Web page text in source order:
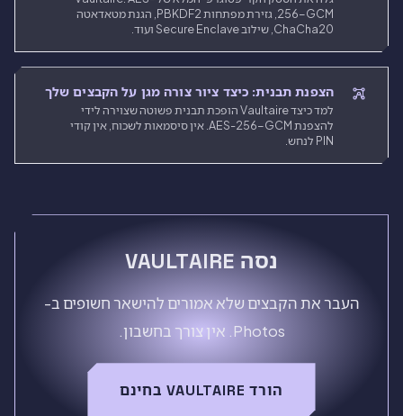
256-GCM, גזירת מפתחות PBKDF2, הגנת מטאדאטה
ChaCha20, שילוב Secure Enclave ועוד.
הצפנת תבנית: כיצד ציור צורה מגן על הקבצים שלך
למד כיצד Vaultaire הופכת תבנית פשוטה שצוירה לידי
להצפנת AES-256-GCM. אין סיסמאות לשכוח, אין קודי
PIN לנחש.
נסה VAULTAIRE
העבר את הקבצים שלא אמורים להישאר חשופים ב-
Photos. אין צורך בחשבון.
הורד VAULTAIRE בחינם